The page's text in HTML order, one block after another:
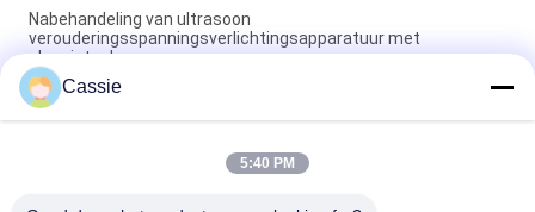
Nabehandeling van ultrasoon
verouderingsspanningsverlichtingsapparatuur met
slagpistool
Ultrasone metalen atomiseringstechnologie voor tin metalen
mist
Uniform efficiënt onderdompeling tin Ultrasone metaal koper
Cassie
5:40 PM